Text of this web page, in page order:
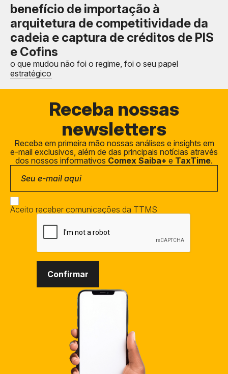
benefício de importação à
arquitetura de competitividade da
cadeia e captura de créditos de PIS
e Cofins
o que mudou não foi o regime, foi o seu papel
estratégico
Receba nossas
newsletters
Receba em primeira mão nossas análises e insights em
e-mail exclusivos, além de das principais notícias através
dos nossos informativos Comex Saiba+ e TaxTime.
Aceito receber comunicações da TTMS